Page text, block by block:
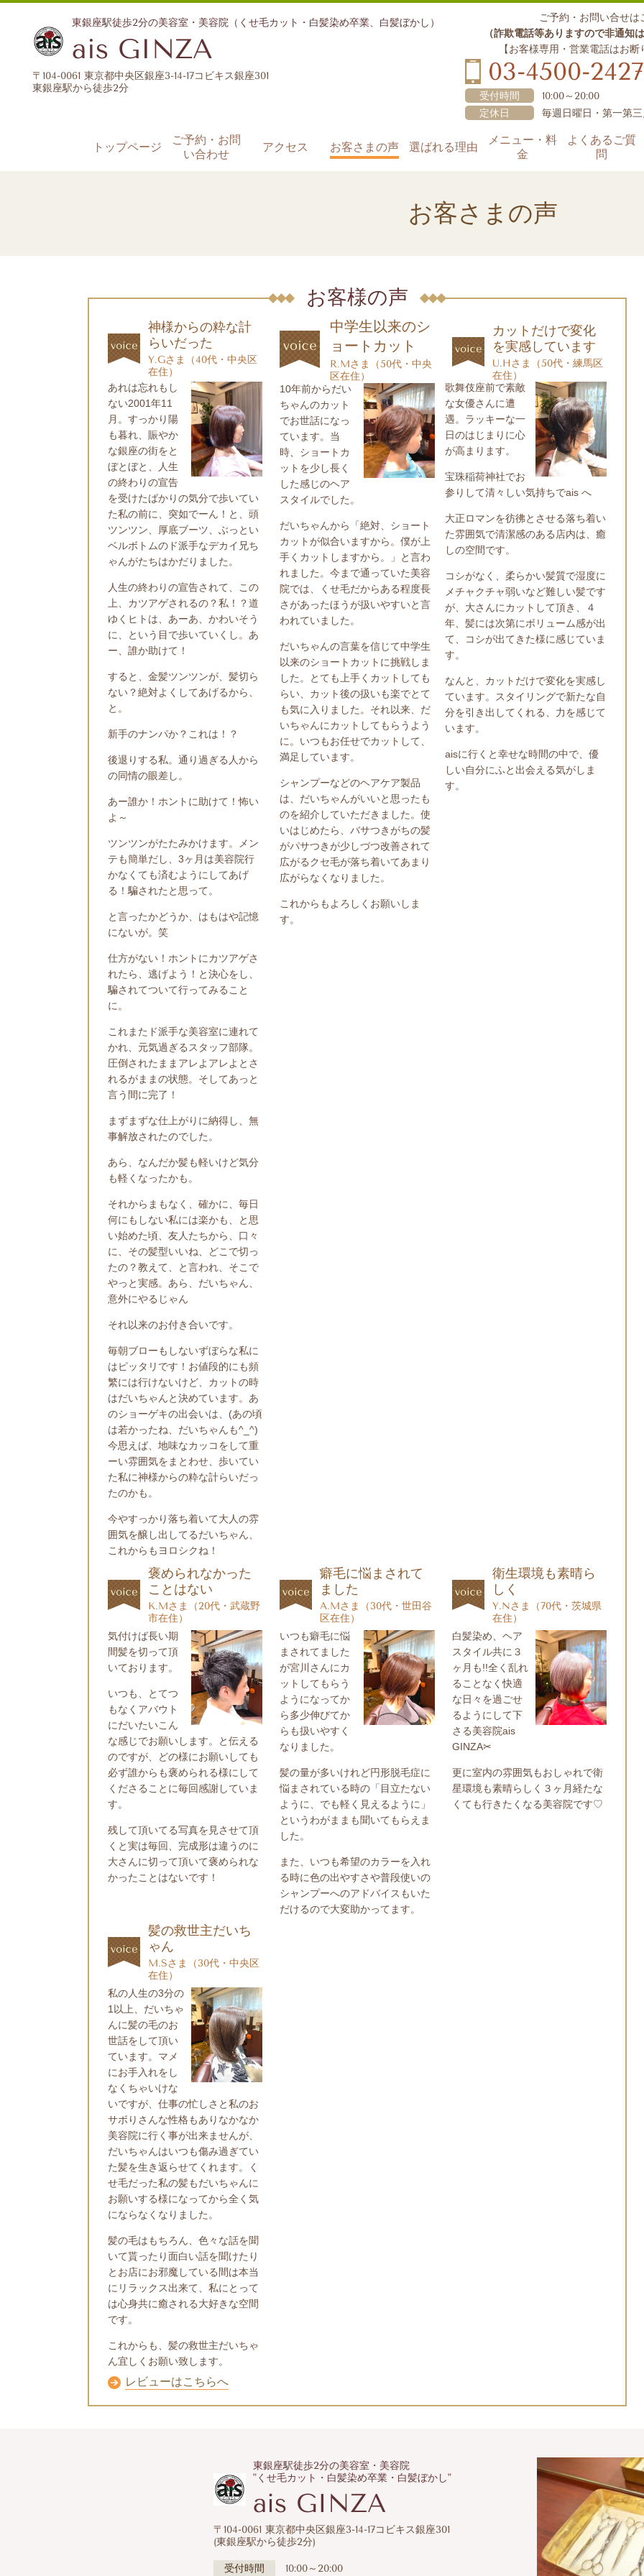
東銀座駅徒歩2分の美容室・美容院（くせ毛カット・白髪染め卒業、白髪ぼかし）
ais GINZA
〒104-0061 東京都中央区銀座3-14-17コビキス銀座301
東銀座駅から徒歩2分
ご予約・お問い合せは
（詐欺電話等ありますので非通知
【お客様専用・営業電話はお
03-4500-2427
受付時間
10:00～20:00
定休日
毎週日曜日・第一第
トップページ
ご予約・お問
い合わせ
アクセス お客さまの声 選ばれる理由
メニュー・料
金
よくあるご質
問
お客さまの声
お客様の声
神様からの粋な計
らいだった
Y.Gさま（40代・中央区
在住）
あれは忘れもし
ない2001年11
月。すっかり陽
も暮れ、賑やか
な銀座の街をと
ぼとぼと、人生
の終わりの宣告
を受けたばかりの気分で歩いてい
た私の前に、突如でーん！と、頭
ツンツン、厚底ブーツ、ぶっとい
ベルボトムのド派手なデカイ兄ち
ゃんがたちはかだりました。
人生の終わりの宣告されて、この
上、カツアゲされるの？私！？道
ゆくヒトは、あーあ、かわいそう
に、という目で歩いていくし。あ
ー、誰か助けて！
すると、金髪ツンツンが、髪切ら
ない？絶対よくしてあげるから、
と。
新手のナンパか？これは！？
後退りする私。通り過ぎる人から
の同情の眼差し。
あー誰か！ホントに助けて！怖い
よ～
ツンツンがたたみかけます。メン
テも簡単だし、3ヶ月は美容院行
かなくても済むようにしてあげ
る！騙されたと思って。
と言ったかどうか、はもはや記憶
にないが。笑
仕方がない！ホントにカツアゲさ
れたら、逃げよう！と決心をし、
騙されてついて行ってみること
に。
これまたド派手な美容室に連れて
かれ、元気過ぎるスタッフ部隊。
圧倒されたままアレよアレよとさ
れるがままの状態。そしてあっと
言う間に完了！
まずまずな仕上がりに納得し、無
事解放されたのでした。
あら、なんだか髪も軽いけど気分
も軽くなったかも。
それからまもなく、確かに、毎日
何にもしない私には楽かも、と思
い始めた頃、友人たちから、口々
に、その髪型いいね、どこで切っ
たの？教えて、と言われ、そこで
やっと実感。あら、だいちゃん、
意外にやるじゃん
それ以来のお付き合いです。
毎朝ブローもしないずぼらな私に
はピッタリです！お値段的にも頻
繁には行けないけど、カットの時
はだいちゃんと決めています。あ
のショーゲキの出会いは、(あの頃
は若かったね、だいちゃんも^_^)
今思えば、地味なカッコをして重
ーい雰囲気をまとわせ、歩いてい
た私に神様からの粋な計らいだっ
たのかも。
今やすっかり落ち着いて大人の雰
囲気を醸し出してるだいちゃん、
これからもヨロシクね！
中学生以来のシ
ョートカット
R.Mさま（50代・中央
区在住）
10年前からだい
ちゃんのカット
でお世話になっ
ています。当
時、ショートカ
ットを少し長く
した感じのヘア
スタイルでした。
だいちゃんから「絶対、ショート
カットが似合いますから。僕が上
手くカットしますから。」と言わ
れました。今まで通っていた美容
院では、くせ毛だからある程度長
さがあったほうが扱いやすいと言
われていました。
だいちゃんの言葉を信じて中学生
以来のショートカットに挑戦しま
した。とても上手くカットしても
らい、カット後の扱いも楽でとて
も気に入りました。それ以来、だ
いちゃんにカットしてもらうよう
に。いつもお任せでカットして、
満足しています。
シャンプーなどのヘアケア製品
は、だいちゃんがいいと思ったも
のを紹介していただきました。使
いはじめたら、バサつきがちの髪
がパサつきが少しづつ改善されて
広がるクセ毛が落ち着いてあまり
広がらなくなりました。
これからもよろしくお願いしま
す。
カットだけで変化
を実感しています
U.Hさま（50代・練馬区
在住）
歌舞伎座前で素敵
な女優さんに遭
遇。ラッキーな一
日のはじまりに心
が高まります。
宝珠稲荷神社でお
参りして清々しい気持ちでais へ
大正ロマンを彷彿とさせる落ち着い
た雰囲気で清潔感のある店内は、癒
しの空間です。
コシがなく、柔らかい髪質で湿度に
メチャクチャ弱いなど難しい髪です
が、大さんにカットして頂き、４
年、髪には次第にボリューム感が出
て、コシが出てきた様に感じていま
す。
なんと、カットだけで変化を実感し
ています。スタイリングで新たな自
分を引き出してくれる、力を感じて
います。
aisに行くと幸せな時間の中で、優
しい自分にふと出会える気がしま
す。
褒められなかった
ことはない
K.Mさま（20代・武蔵野
市在住）
気付けば長い期
間髪を切って頂
いております。
いつも、とてつ
もなくアバウト
にだいたいこん
な感じでお願いします。と伝える
のですが、どの様にお願いしても
必ず誰からも褒められる様にして
くださることに毎回感謝していま
す。
残して頂いてる写真を見させて頂
くと実は毎回、完成形は違うのに
大さんに切って頂いて褒められな
かったことはないです！
癖毛に悩まされて
ました
A.Mさま（30代・世田谷
区在住）
いつも癖毛に悩
まされてました
が宮川さんにカ
ットしてもらう
ようになってか
ら多少伸びてか
らも扱いやすく
なりました。
髪の量が多いけれど円形脱毛症に
悩まされている時の「目立たない
ように、でも軽く見えるように」
というわがままも聞いてもらえま
した。
また、いつも希望のカラーを入れ
る時に色の出やすさや普段使いの
シャンプーへのアドバイスもいた
だけるので大変助かってます。
衛生環境も素晴ら
しく
Y.Nさま（70代・茨城県
在住）
白髪染め、ヘア
スタイル共に３
ヶ月も!!全く乱れ
ることなく快適
な日々を過ごせ
るようにして下
さる美容院ais
GINZA✂︎
更に室内の雰囲気もおしゃれで衛
星環境も素晴らしく３ヶ月経たな
くても行きたくなる美容院です♡
髪の救世主だいち
ゃん
M.Sさま（30代・中央区
在住）
私の人生の3分の
1 以上、だいちゃ
んに髪の毛のお
世話をして頂い
ています。マメ
にお手入れをし
なくちゃいけな
いですが、仕事の忙しさと私のお
サボりさんな性格もありなかなか
美容院に行く事が出来ませんが、
だいちゃんはいつも傷み過ぎてい
た髪を生き返らせてくれます。く
せ毛だった私の髪もだいちゃんに
お願いする様になってから全く気
にならなくなりました。
髪の毛はもちろん、色々な話を聞
いて貰ったり面白い話を聞けたり
とお店にお邪魔している間は本当
にリラックス出来て、私にとって
は心身共に癒される大好きな空間
です。
これからも、髪の救世主だいちゃ
ん宜しくお願い致します。
レビューはこちらへ
東銀座駅徒歩2分の美容室・美容院
"くせ毛カット・白髪染め卒業・白髪ぼかし"
ais GINZA
〒104-0061 東京都中央区銀座3-14-17コビキス銀座301
(東銀座駅から徒歩2分)
受付時間 10:00～20:00